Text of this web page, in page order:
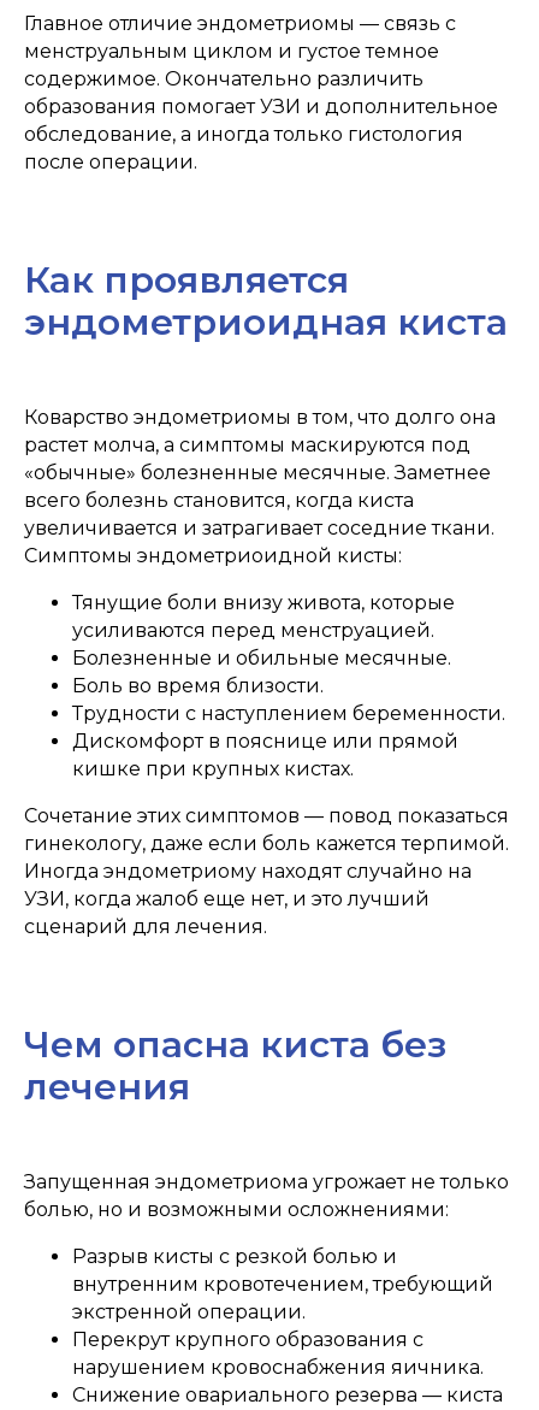
Главное отличие эндометриомы — связь с
менструальным циклом и густое темное
содержимое. Окончательно различить
образования помогает УЗИ и дополнительное
обследование, а иногда только гистология
после операции.
Как проявляется
эндометриоидная киста
Коварство эндометриомы в том, что долго она
растет молча, а симптомы маскируются под
«обычные» болезненные месячные. Заметнее
всего болезнь становится, когда киста
увеличивается и затрагивает соседние ткани.
Симптомы эндометриоидной кисты:
Тянущие боли внизу живота, которые
усиливаются перед менструацией.
Болезненные и обильные месячные.
Боль во время близости.
Трудности с наступлением беременности.
Дискомфорт в пояснице или прямой
кишке при крупных кистах.
Сочетание этих симптомов — повод показаться
гинекологу, даже если боль кажется терпимой.
Иногда эндометриому находят случайно на
УЗИ, когда жалоб еще нет, и это лучший
сценарий для лечения.
Чем опасна киста без
лечения
Запущенная эндометриома угрожает не только
болью, но и возможными осложнениями:
Разрыв кисты с резкой болью и
внутренним кровотечением, требующий
экстренной операции.
Перекрут крупного образования с
нарушением кровоснабжения яичника.
Снижение овариального резерва — киста